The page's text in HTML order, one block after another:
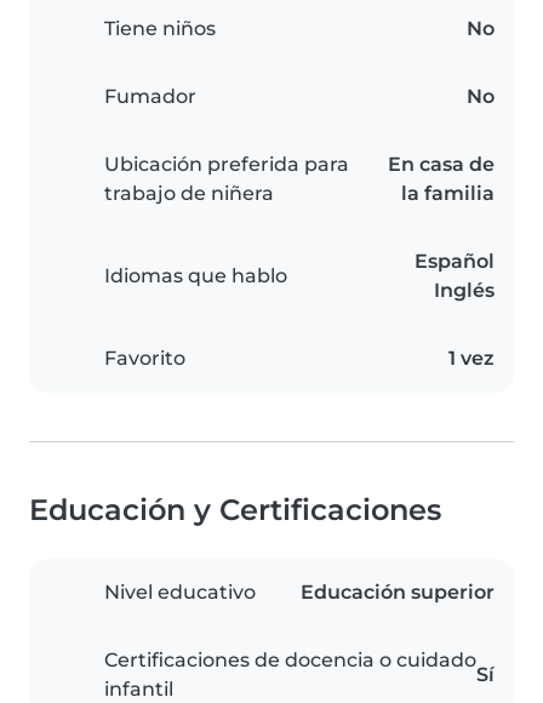
Tiene niños No
Fumador No
Ubicación preferida para
trabajo de niñera
En casa de
la familia
Idiomas que hablo
Español
Inglés
Favorito 1 vez
Educación y Certificaciones
Nivel educativo Educación superior
Certificaciones de docencia o cuidado
infantil
Sí